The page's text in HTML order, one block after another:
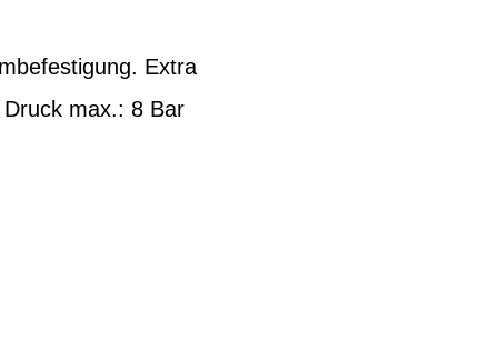
Extra
max.: 8 Bar